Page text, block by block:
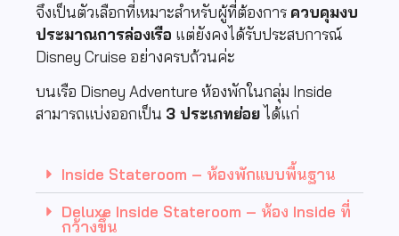
จึงเป็นตัวเลือกที่เหมาะสำหรับผู้ที่ต้องการ ควบคุมงบ
ประมาณการล่องเรือ แต่ยังคงได้รับประสบการณ์
Disney Cruise อย่างครบถ้วนค่ะ
บนเรือ Disney Adventure ห้องพักในกลุ่ม Inside
สามารถแบ่งออกเป็น 3 ประเภทย่อย ได้แก่
Inside Stateroom – ห้องพักแบบพื้นฐาน
Deluxe Inside Stateroom – ห้อง Inside ที่
กว้างขึ้น